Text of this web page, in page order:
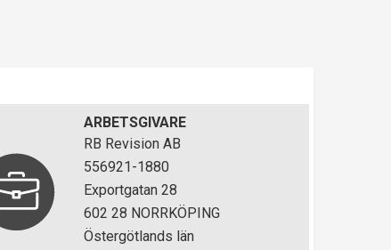
ARBETSGIVARE
RB Revision AB
556921-1880
Exportgatan 28
602 28 NORRKÖPING
Östergötlands län